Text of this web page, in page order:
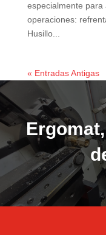
especialmente para
operaciones:
Husillo...
« Entradas Antigas